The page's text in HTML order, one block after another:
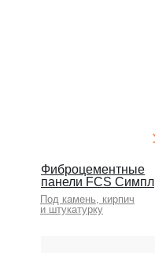
Под камень, кирпич
и штукатурку
Фиброцементные
панели FCS Симпл